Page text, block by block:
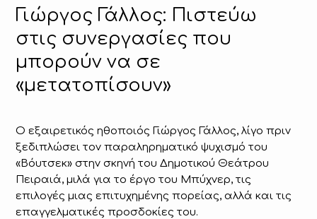
Γιώργος Γάλλος: Πιστεύω
στις συνεργασίες που
μπορούν να σε
«μετατοπίσουν»
Ο εξαιρετικός ηθοποιός Γιώργος Γάλλος, λίγο πριν
ξεδιπλώσει τον παραληρηματικό ψυχισμό του
«Βόυτσεκ» στην σκηνή του Δημοτικού Θεάτρου
Πειραιά, μιλά για το έργο του Μπύχνερ, τις
επιλογές μιας επιτυχημένης πορείας, αλλά και τις
επαγγελματικές προσδοκίες του.